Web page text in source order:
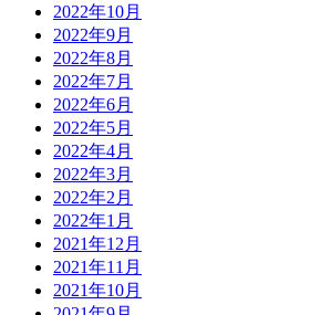
2022年10月
2022年9月
2022年8月
2022年7月
2022年6月
2022年5月
2022年4月
2022年3月
2022年2月
2022年1月
2021年12月
2021年11月
2021年10月